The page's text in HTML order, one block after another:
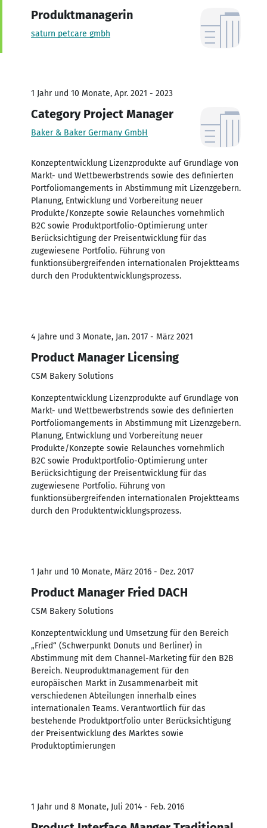
Produktmanagerin
saturn petcare gmbh
1 Jahr und 10 Monate, Apr. 2021 - 2023
Category Project Manager
Baker & Baker Germany GmbH
Konzeptentwicklung Lizenzprodukte auf Grundlage von
Markt- und Wettbewerbstrends sowie des definierten
Portfoliomangements in Abstimmung mit Lizenzgebern.
Planung, Entwicklung und Vorbereitung neuer
Produkte/Konzepte sowie Relaunches vornehmlich
B2C sowie Produktportfolio-Optimierung unter
Berücksichtigung der Preisentwicklung für das
zugewiesene Portfolio. Führung von
funktionsübergreifenden internationalen Projektteams
durch den Produktentwicklungsprozess.
4 Jahre und 3 Monate, Jan. 2017 - März 2021
Product Manager Licensing
CSM Bakery Solutions
Konzeptentwicklung Lizenzprodukte auf Grundlage von
Markt- und Wettbewerbstrends sowie des definierten
Portfoliomangements in Abstimmung mit Lizenzgebern.
Planung, Entwicklung und Vorbereitung neuer
Produkte/Konzepte sowie Relaunches vornehmlich
B2C sowie Produktportfolio-Optimierung unter
Berücksichtigung der Preisentwicklung für das
zugewiesene Portfolio. Führung von
funktionsübergreifenden internationalen Projektteams
durch den Produktentwicklungsprozess.
1 Jahr und 10 Monate, März 2016 - Dez. 2017
Product Manager Fried DACH
CSM Bakery Solutions
Konzeptentwicklung und Umsetzung für den Bereich
„Fried“ (Schwerpunkt Donuts und Berliner) in
Abstimmung mit dem Channel-Marketing für den B2B
Bereich. Neuproduktmanagement für den
europäischen Markt in Zusammenarbeit mit
verschiedenen Abteilungen innerhalb eines
internationalen Teams. Verantwortlich für das
bestehende Produktportfolio unter Berücksichtigung
der Preisentwicklung des Marktes sowie
Produktoptimierungen
1 Jahr und 8 Monate, Juli 2014 - Feb. 2016